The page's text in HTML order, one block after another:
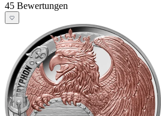
45 Bewertungen